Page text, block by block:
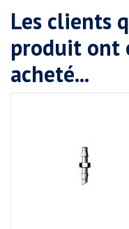
Les clients
produit ont
acheté...